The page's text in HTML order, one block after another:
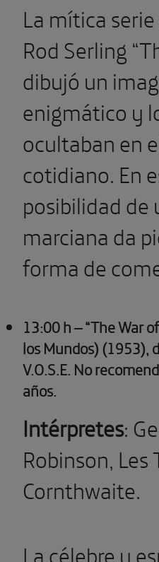
La mítica
Rod Serling
dibujó un
enigmático y
ocultaban en
cotidiano. En
posibilidad de
marciana da
forma de
13:00 h – “The War
los Mundos) (1953),
V.O.S.E. No
años.
Intérpretes:
Robinson,
Cornthwaite.
La célebre y